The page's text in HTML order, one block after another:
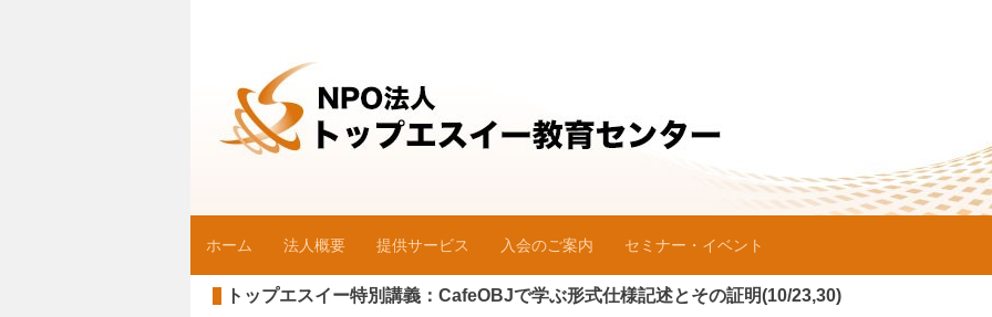
プ
NPO法人トップエスイー教育センター
ホーム 法人概要 提供サービス 入会のご案内 セミナー・イベント
トップエスイー特別講義：CafeOBJで学ぶ形式仕様記述とその証明(10/23,30)